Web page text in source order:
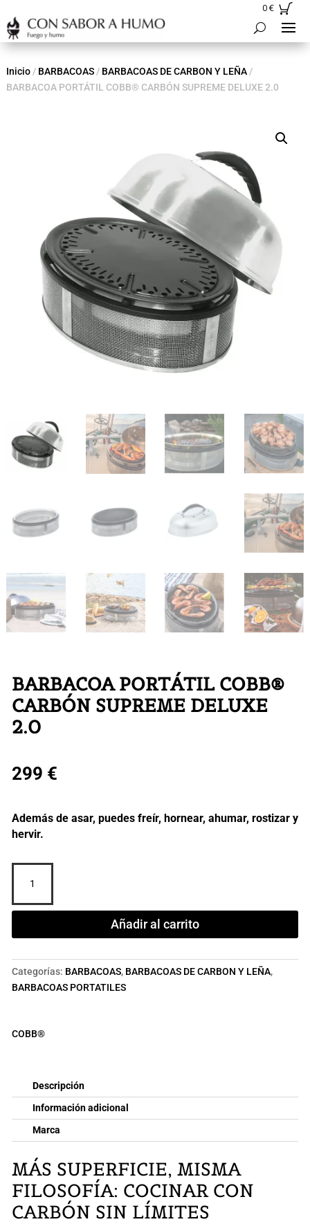
0€
Inicio/ BARBACOAS/ BARBACOAS DE CARBON Y LEÑA/
BARBACOA PORTÁTIL COBB® CARBÓN SUPREME DELUXE 2.0
BARBACOA PORTÁTIL COBB®
CARBÓN SUPREME DELUXE
2.0
299 €
Además de asar, puedes freír, hornear, ahumar, rostizar y
hervir.
PORTÁTIL
COBB®
Añadir al carrito
Categorías: BARBACOAS, BARBACOAS DE CARBON Y LEÑA,
BARBACOAS PORTATILES
COBB®
Descripción
Información adicional
Marca
MÁS SUPERFICIE, MISMA
FILOSOFÍA: COCINAR CON
CARBÓN SIN LÍMITES